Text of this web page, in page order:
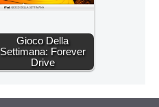
Gioco Della
Settimana: Forever
Drive